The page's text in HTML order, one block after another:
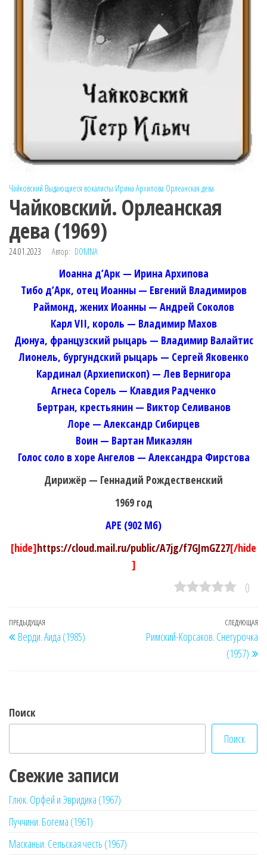
Чайковский Выдающиеся вокалисты Ирина Архипова Орлеанская дева
Чайковский. Орлеанская
дева (1969)
24.01.2023 Автор: DOMNA
Иоанна д’Арк — Ирина Архипова
Тибо д’Арк, отец Иоанны — Евгений Владимиров
Раймонд, жених Иоанны — Андрей Соколов
Карл VII, король — Владимир Махов
Дюнуа, французский рыцарь — Владимир Валайтис
Лионель, бургундский рыцарь — Сергей Яковенко
Кардинал (Архиепископ) — Лев Вернигора
Агнеса Сорель — Клавдия Радченко
Бертран, крестьянин — Виктор Селиванов
Лоре — Александр Сибирцев
Воин — Вартан Микаэлян
Голос соло в хоре Ангелов — Александра Фирстова
Дирижёр — Геннадий Рождественский
1969 год
APE (902 Мб)
[hide]https://cloud.mail.ru/public/A7jg/f7GJmGZ27[/hide
]
0
Навигация
по
Предыдущая
запись
ПРЕДЫДУЩАЯ
Верди. Аида (1985)
СЛЕДУЮЩАЯ
Римский-Корсаков. Снегурочка
(1957)
Поиск
Поиск
Свежие записи
Глюк. Орфей и Эвридика (1967)
Пуччини. Богема (1961)
Масканьи. Сельская честь (1967)